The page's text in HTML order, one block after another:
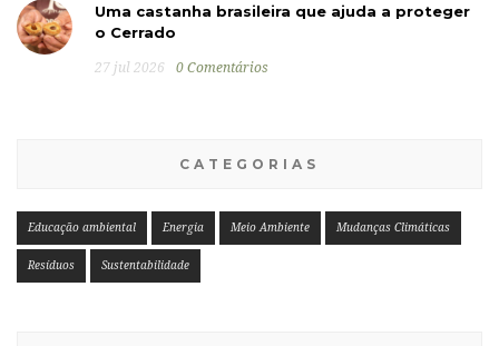
Uma castanha brasileira que ajuda a proteger
o Cerrado
27 jul 2026 0 Comentários
CATEGORIAS
Educação ambiental Energia Meio Ambiente Mudanças Climáticas
Resíduos Sustentabilidade